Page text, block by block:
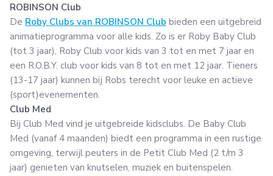
ROBINSON Club
De Roby Clubs van ROBINSON Club bieden een uitgebreid
animatieprogramma voor alle kids. Zo is er Roby Baby Club
(tot 3 jaar), Roby Club voor kids van 3 tot en met 7 jaar en
een R.O.B.Y. club voor kids van 8 tot en met 12 jaar. Tieners
(13-17 jaar) kunnen bij Robs terecht voor leuke en actieve
(sport)evenementen.
Club Med
Bij Club Med vind je uitgebreide kidsclubs. De Baby Club
Med (vanaf 4 maanden) biedt een programma in een rustige
omgeving, terwijl peuters in de Petit Club Med (2 t/m 3
jaar) genieten van knutselen, muziek en buitenspelen.